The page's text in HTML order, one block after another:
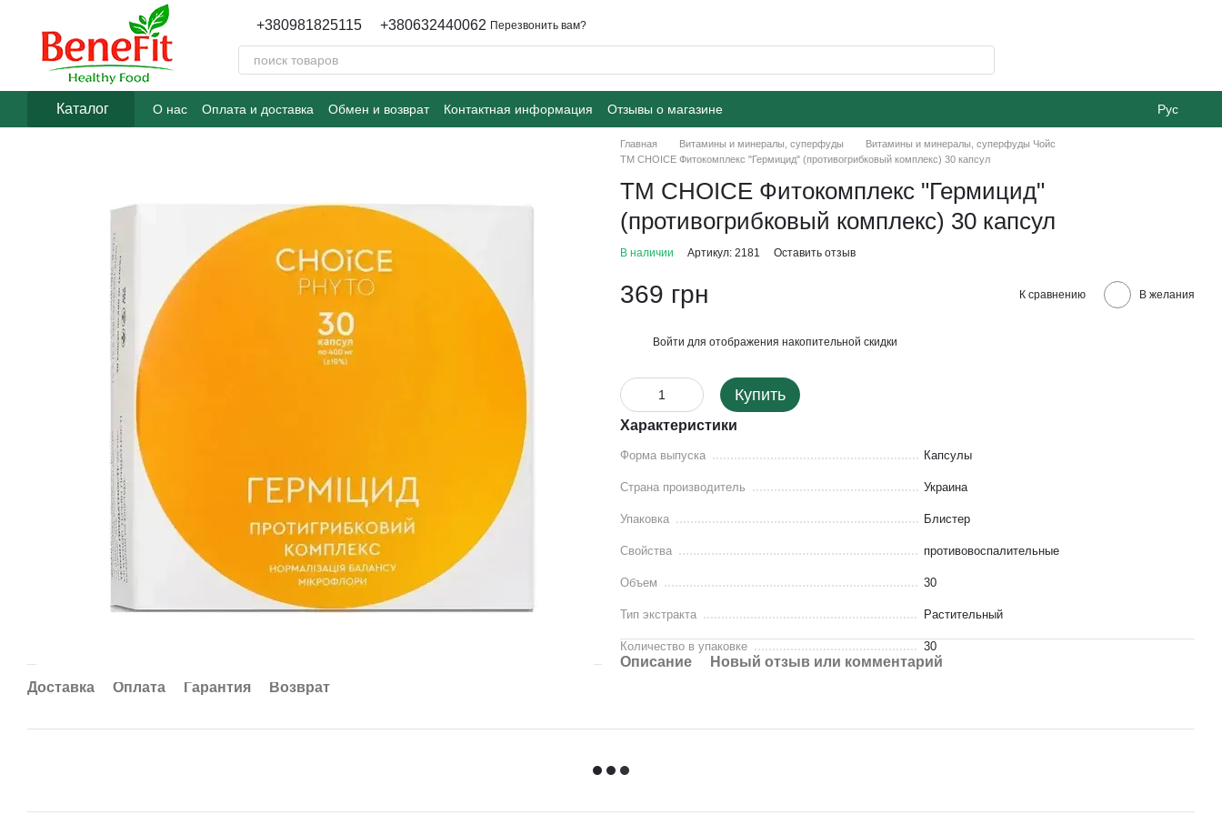
Перейти к основному контенту
+380981825115 +380632440062 Перезвонить вам?
Каталог О нас Оплата и доставка Обмен и возврат Контактная информация Отзывы о магазине Рус
Доставка Оплата Гарантия Возврат
Главная Витамины и минералы, суперфуды
Витамины и минералы, суперфуды Чойс
ТМ CHOICE Фитокомплекс "Гермицид" (противогрибковый комплекс) 30 капсул
ТМ CHOICE Фитокомплекс "Гермицид"
(противогрибковый комплекс) 30 капсул
В наличии Артикул: 2181 Оставить отзыв
369 грн К сравнению В желания
Войти для отображения накопительной скидки
Купить
Характеристики
Форма выпуска Капсулы
Страна производитель Украина
Упаковка Блистер
Свойства противовоспалительные
Объем 30
Тип экстракта Растительный
Количество в упаковке 30
Описание Новый отзыв или комментарий